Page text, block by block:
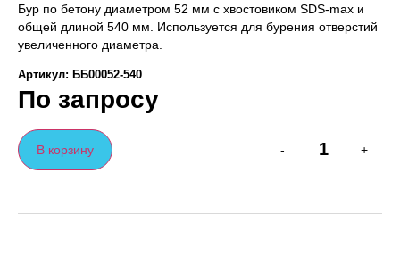
Бур по бетону диаметром 52 мм с хвостовиком SDS-max и
общей длиной 540 мм. Используется для бурения отверстий
увеличенного диаметра.
Артикул: ББ00052-540
По запросу
- +
В корзину